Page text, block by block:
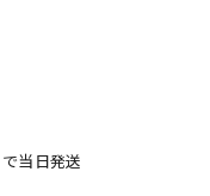
当日発送